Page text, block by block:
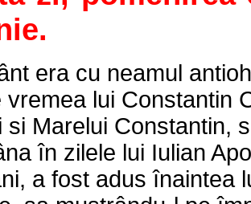
era cu neamul
vremea lui Constantin
si Marelui Constantin,
în zilele lui Iulian
a fost adus înaintea